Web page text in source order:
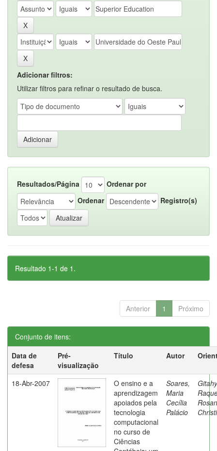
Adicionar filtros:
Utilizar filtros para refinar o resultado de busca.
Resultados/Página
Ordenar por
Ordenar
Registro(s)
Resultado 1-1 de 1.
Anterior 1 Próximo
Conjunto de itens:
Data de
defesa
Pré-
visualização
Título Autor
18-Abr-2007
O ensino e a
aprendizagem
apoiados pela
tecnologia
computacional
no curso de
Ciências
Soares,
Maria
Cecília
Palácio
Rosan